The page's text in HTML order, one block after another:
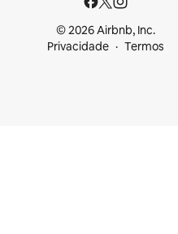
© 2026 Airbnb, Inc.
Privacidade
Termos